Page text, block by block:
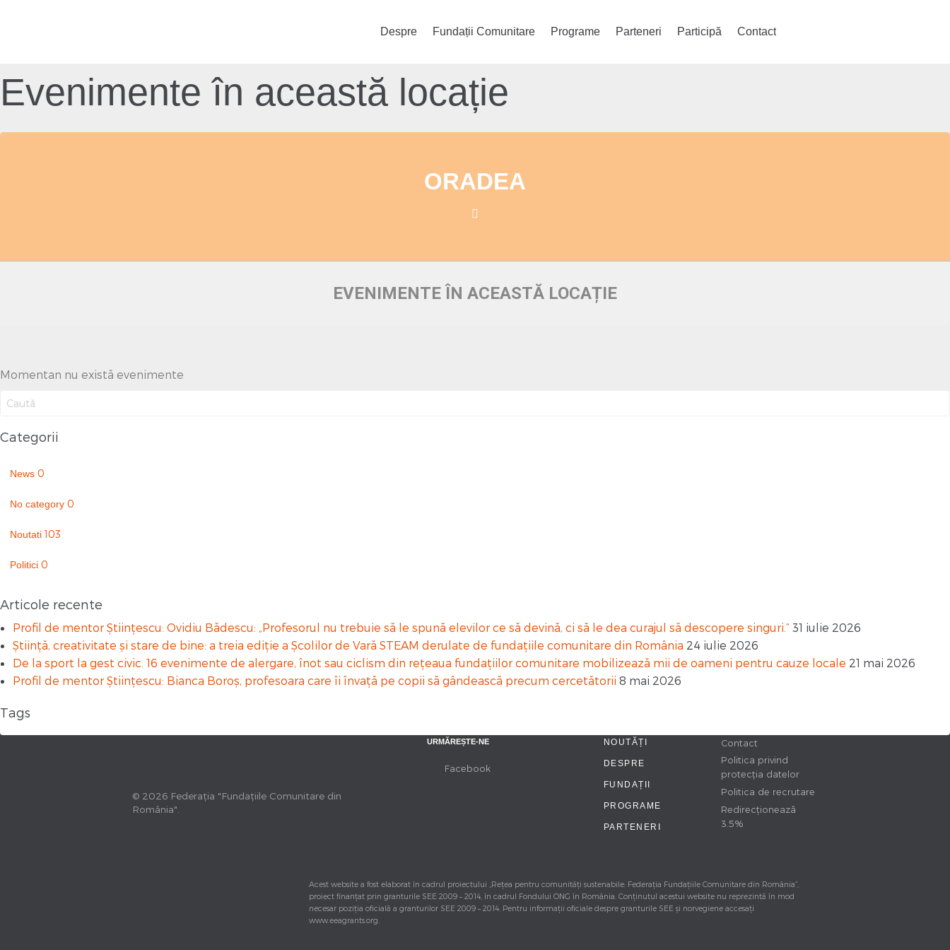
Despre Fundații Comunitare Programe Parteneri Participă Contact
Evenimente în această locație
ORADEA
EVENIMENTE ÎN ACEASTĂ LOCAȚIE
Momentan nu există evenimente
Categorii
News 0
No category 0
Noutati103
Politici 0
Articole recente
Profil de mentor Științescu: Ovidiu Bădescu: „Profesorul nu trebuie să le spună elevilor ce să devină, ci să le dea curajul să descopere singuri.” 31 iulie 2026
Știință, creativitate și stare de bine: a treia ediție a Școlilor de Vară STEAM derulate de fundațiile comunitare din România 24 iulie 2026
De la sport la gest civic. 16 evenimente de alergare, înot sau ciclism din rețeaua fundațiilor comunitare mobilizează mii de oameni pentru cauze locale 21 mai 2026
Profil de mentor Științescu: Bianca Boroș, profesoara care îi învață pe copii să gândească precum cercetătorii 8 mai 2026
Tags
© 2026 Federația "Fundațiile Comunitare din
România".
URMĂREȘTE-NE
Facebook
NOUTĂȚI
DESPRE
FUNDAȚII
PROGRAME
PARTENERI
Contact
Politica privind
protecția datelor
Politica de recrutare
Redirecționează
3.5%
Acest website a fost elaborat în cadrul proiectului „Rețea pentru comunități sustenabile: Federația Fundațiile Comunitare din România”,
proiect finanţat prin granturile SEE 2009 – 2014, în cadrul Fondului ONG în România. Conţinutul acestui website nu reprezintă în mod
necesar poziţia oficială a granturilor SEE 2009 – 2014. Pentru informaţii oficiale despre granturile SEE şi norvegiene accesaţi
www.eeagrants.org.